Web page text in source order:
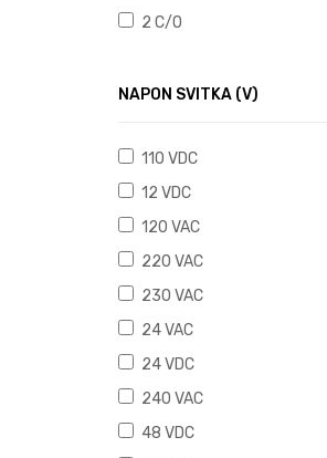
2 C/O
NAPON SVITKA (V)
110 VDC
12 VDC
120 VAC
220 VAC
230 VAC
24 VAC
24 VDC
240 VAC
48 VDC